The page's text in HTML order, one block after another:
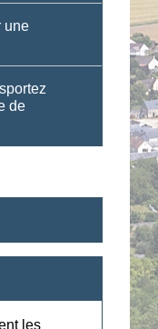
une
de
les